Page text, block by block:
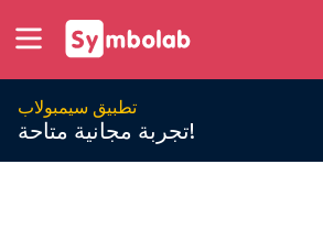
تطبيق سيمبولاب
تجربة مجانية متاحة!